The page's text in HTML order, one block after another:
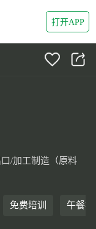
打开APP
/加工制造（原料
免费培训 午餐补